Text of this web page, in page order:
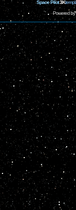
Space Pilot3K
Powered by